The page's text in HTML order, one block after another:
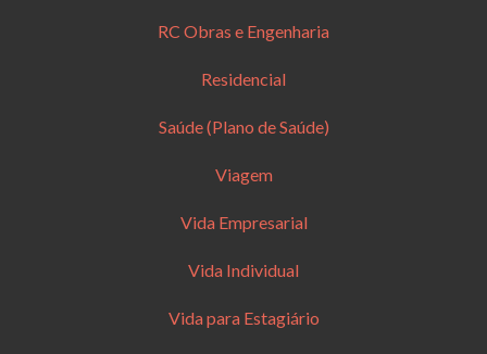
RC Obras e Engenharia
Residencial
Saúde (Plano de Saúde)
Viagem
Vida Empresarial
Vida Individual
Vida para Estagiário